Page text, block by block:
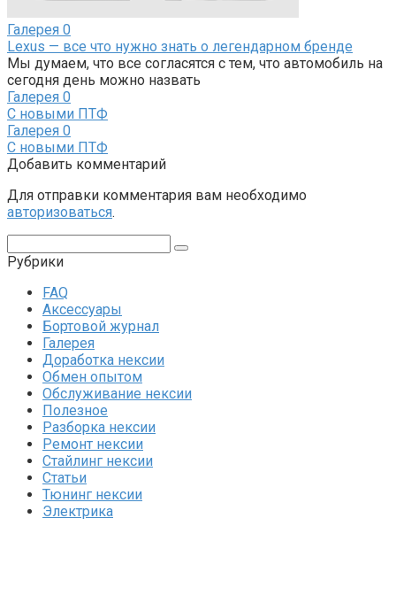
Галерея 0
Lexus — все что нужно знать о легендарном бренде
Мы думаем, что все согласятся с тем, что автомобиль на
сегодня день можно назвать
Галерея 0
С новыми ПТФ
Галерея 0
С новыми ПТФ
Добавить комментарий
Для отправки комментария вам необходимо
авторизоваться.
Рубрики
FAQ
Аксессуары
Бортовой журнал
Галерея
Доработка нексии
Обмен опытом
Обслуживание нексии
Полезное
Разборка нексии
Ремонт нексии
Стайлинг нексии
Статьи
Тюнинг нексии
Электрика